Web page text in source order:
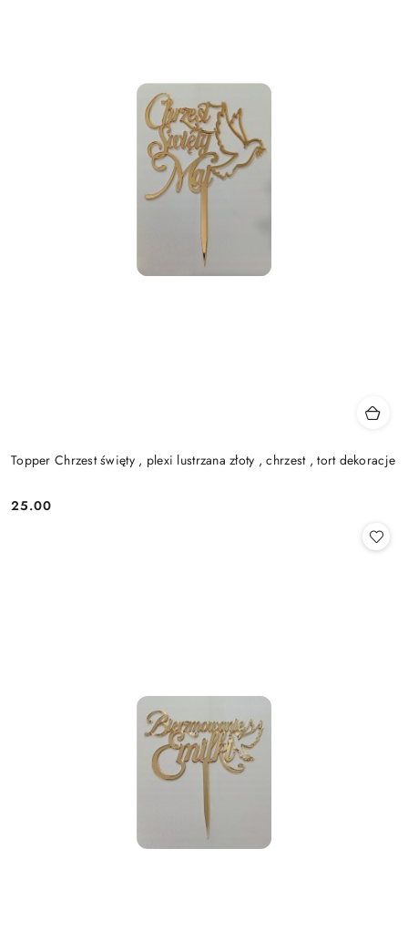
Topper Chrzest święty , plexi lustrzana złoty , chrzest , tort dekoracje
Cena:
25.00